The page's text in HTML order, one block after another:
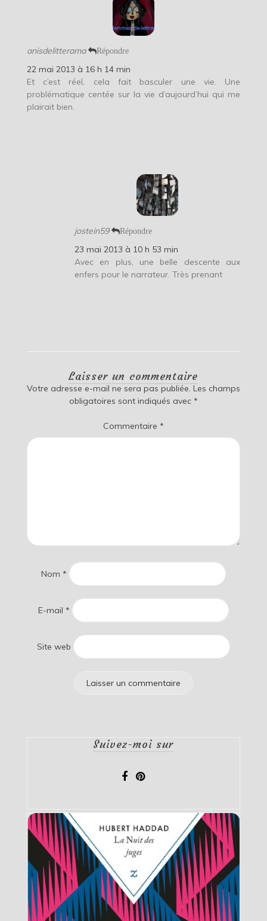
anisdelitterama Répondre
22 mai 2013 à 16 h 14 min
Et c’est réel, cela fait basculer une vie. Une
problématique centée sur la vie d’aujourd’hui qui me
plairait bien.
jostein59 Répondre
23 mai 2013 à 10 h 53 min
Avec en plus, une belle descente aux
enfers pour le narrateur. Très prenant
Laisser un commentaire
Votre adresse e-mail ne sera pas publiée. Les champs
obligatoires sont indiqués avec *
Commentaire *
Nom *
E-mail *
Site web
Suivez-moi sur